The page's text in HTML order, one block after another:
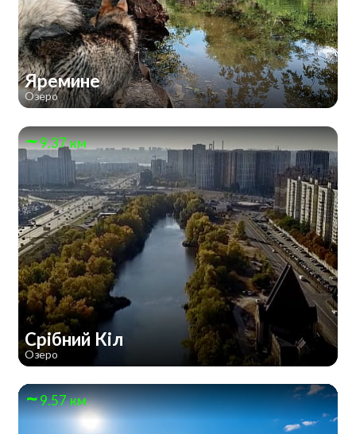
Яремине
Озеро
9.37 км
Срібний Кіл
Озеро
9.57 км